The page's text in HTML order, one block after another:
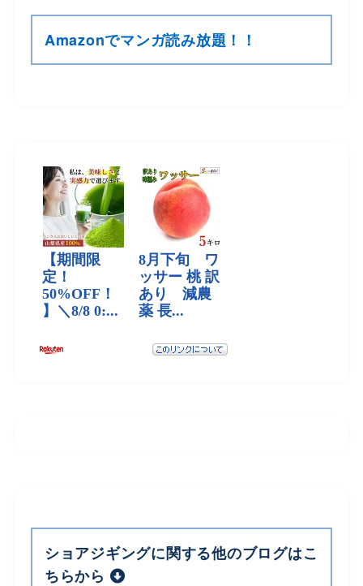
Amazonでマンガ読み放題！！
ショアジギングに関する他のブログはこ
ちらから